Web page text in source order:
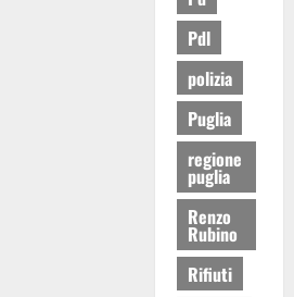
Pdl
polizia
Puglia
regione
puglia
Renzo
Rubino
Rifiuti